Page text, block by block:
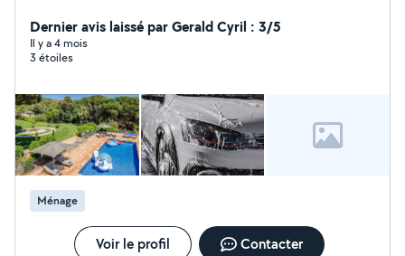
réactif et expérimenté, je propose : Nettoyage de
véhicules : intérieur / extérieur, à domicile ou sur site
Nettoyage de logements : particuliers, après
locaux : bureaux, commerces, communs d'immeuble
Dépannage auto : remorquage, petite mécanique,
batterie, crevaison, etc. Nous travaillons avec soin, en
respectant vos besoins et vos horaires. Devis gratuit
Déplacement rapide N'hésitez pas à me contacter pour
plus d'infos ou une intervention !
Dernier avis laissé par Gerald Cyril : 3/5
Il y a 4 mois
3 étoiles
Ménage
Voir le profil Contacter